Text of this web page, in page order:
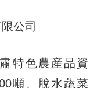
公司
特色農産品資
噸、脫水蔬菜